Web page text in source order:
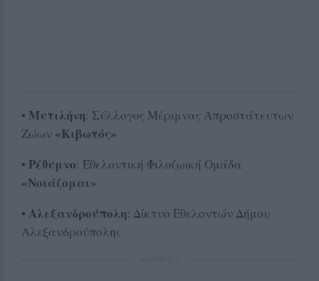
• Μυτιλήνη: Σύλλογος Μέριμνας Απροστάτευτων
Ζώων «Κιβωτός»
• Ρέθυμνο: Εθελοντική Φιλοζωική Ομάδα
«Νοιάζομαι»
• Αλεξανδρούπολη: Δίκτυο Εθελοντών Δήμου
Αλεξανδρούπολης